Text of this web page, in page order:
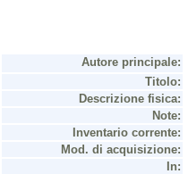
Autore principale:
Titolo:
Descrizione fisica:
Note:
Inventario corrente:
Mod. di acquisizione:
In: